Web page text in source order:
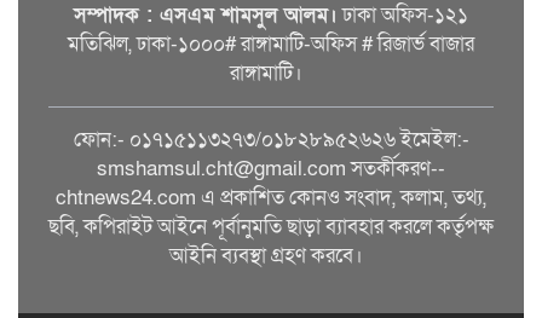
সম্পাদক : এসএম শামসুল আলম। ঢাকা অফিস-১২১
মতিঝিল, ঢাকা-১০০০# রাঙ্গামাটি-অফিস # রিজার্ভ বাজার
রাঙ্গামাটি।
ফোন:- ০১৭১৫১১৩২৭৩/০১৮২৮৯৫২৬২৬ ইমেইল:-
smshamsul.cht@gmail.com সতর্কীকরণ--
chtnews24.com এ প্রকাশিত কোনও সংবাদ, কলাম, তথ্য,
ছবি, কপিরাইট আইনে পূর্বানুমতি ছাড়া ব্যাবহার করলে কর্তৃপক্ষ
আইনি ব্যবস্থা গ্রহণ করবে।